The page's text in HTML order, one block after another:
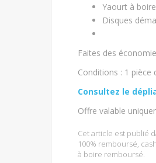
Yaourt à
Disques
Faites des
Conditions : 1 pièce
Consultez le
Offre valable
Cet article est publié
100% remboursé,
à boire remboursé.